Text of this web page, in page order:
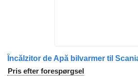
Pris efter forespørgsel